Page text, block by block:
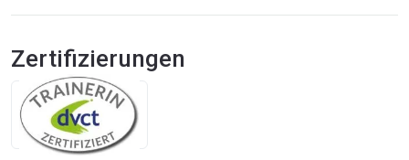
Zertifizierungen